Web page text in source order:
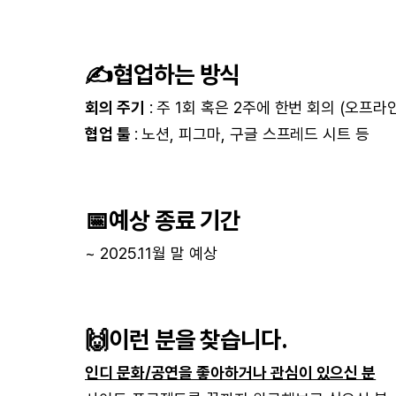
✍️협업하는 방식
회의 주기
: 주 1회 혹은 2주에 한번 회의 (오프라
협업 툴 : 노션, 피그마, 구글 스프레드 시트 등
📅예상 종료 기간
~ 2025.11월 말 예상
🙌이런 분을 찾습니다.
인디 문화/공연을 좋아하거나 관심이 있으신 분